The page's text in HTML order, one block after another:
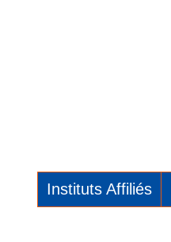
Instituts Affiliés